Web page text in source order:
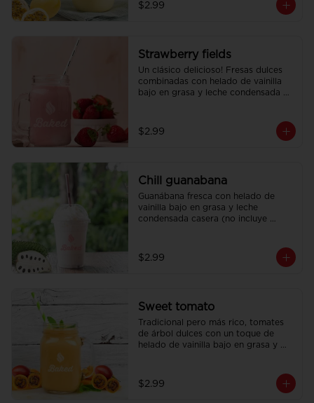
$2.99
Strawberry fields
Un clásico delicioso! Fresas dulces
combinadas con helado de vainilla
bajo en grasa y leche condensada
$2.99
Chill guanabana
Guanábana fresca con helado de
vainilla bajo en grasa y leche
condensada casera (no incluye
$2.99
Sweet tomato
Tradicional pero más rico, tomates
de árbol dulces con un toque de
helado de vainilla bajo en grasa y
$2.99